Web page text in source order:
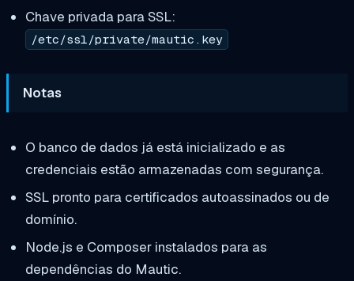
Chave privada para SSL:
/etc/ssl/private/mautic.key
Notas
O banco de dados já está inicializado e as
credenciais estão armazenadas com segurança.
SSL pronto para certificados autoassinados ou de
domínio.
Node.js e Composer instalados para as
dependências do Mautic.